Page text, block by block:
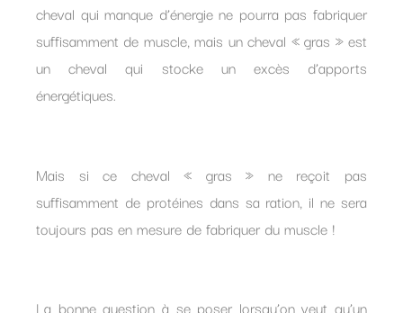
cheval qui manque d’énergie ne pourra pas fabriquer
suffisamment de muscle, mais un cheval « gras » est
un cheval qui stocke un excès d’apports
énergétiques.
Mais si ce cheval « gras » ne reçoit pas
suffisamment de protéines dans sa ration, il ne sera
toujours pas en mesure de fabriquer du muscle !
La bonne question à se poser lorsqu’on veut qu’un